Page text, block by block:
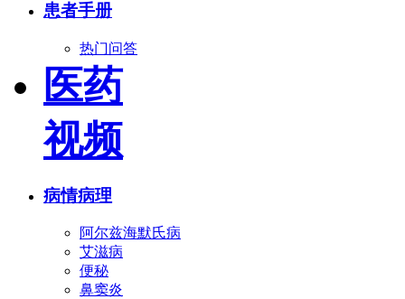
患者手册
热门问答
医药
视频
病情病理
阿尔兹海默氏病
艾滋病
便秘
鼻窦炎